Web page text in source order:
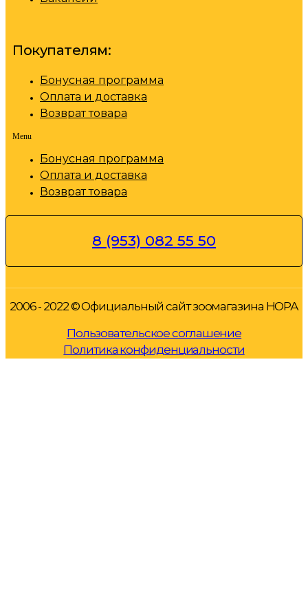
Покупателям:
Бонусная программа
Оплата и доставка
Возврат товара
Menu
Бонусная программа
Оплата и доставка
Возврат товара
8 (953) 082 55 50
2006 - 2022 © Официальный сайт зоомагазина НОРА
Пользовательское соглашение
Политика конфиденциальности